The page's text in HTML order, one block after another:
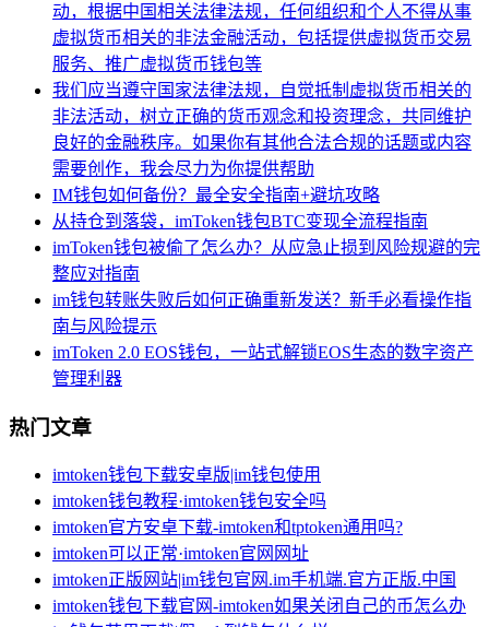
动，根据中国相关法律法规，任何组织和个人不得从事
虚拟货币相关的非法金融活动，包括提供虚拟货币交易
服务、推广虚拟货币钱包等
我们应当遵守国家法律法规，自觉抵制虚拟货币相关的
非法活动，树立正确的货币观念和投资理念，共同维护
良好的金融秩序。如果你有其他合法合规的话题或内容
需要创作，我会尽力为你提供帮助
IM钱包如何备份？最全安全指南+避坑攻略
从持仓到落袋，imToken钱包BTC变现全流程指南
imToken钱包被偷了怎么办？从应急止损到风险规避的完
整应对指南
im钱包转账失败后如何正确重新发送？新手必看操作指
南与风险提示
imToken 2.0 EOS钱包，一站式解锁EOS生态的数字资产
管理利器
热门文章
imtoken钱包下载安卓版|im钱包使用
imtoken钱包教程·imtoken钱包安全吗
imtoken官方安卓下载-imtoken和tptoken通用吗?
imtoken可以正常·imtoken官网网址
imtoken正版网站|im钱包官网.im手机端.官方正版.中国
imtoken钱包下载官网-imtoken如果关闭自己的币怎么办